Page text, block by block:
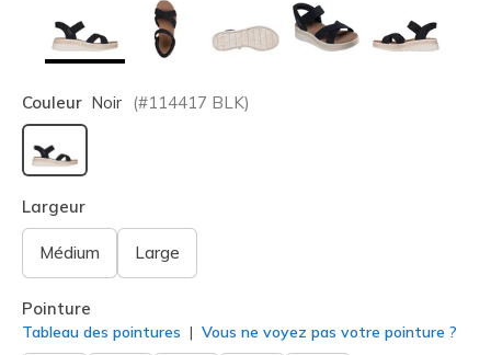
Couleur Noir (#114417 BLK)
sélectionné
Largeur
Médium Large
Pointure
Tableau des pointures Vous ne voyez pas votre pointure ?